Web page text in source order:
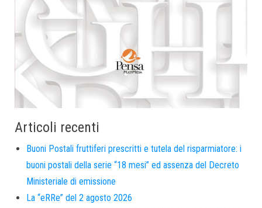
Articoli recenti
Buoni Postali fruttiferi prescritti e tutela del risparmiatore: i
buoni postali della serie “18 mesi” ed assenza del Decreto
Ministeriale di emissione
La “eRRe” del 2 agosto 2026